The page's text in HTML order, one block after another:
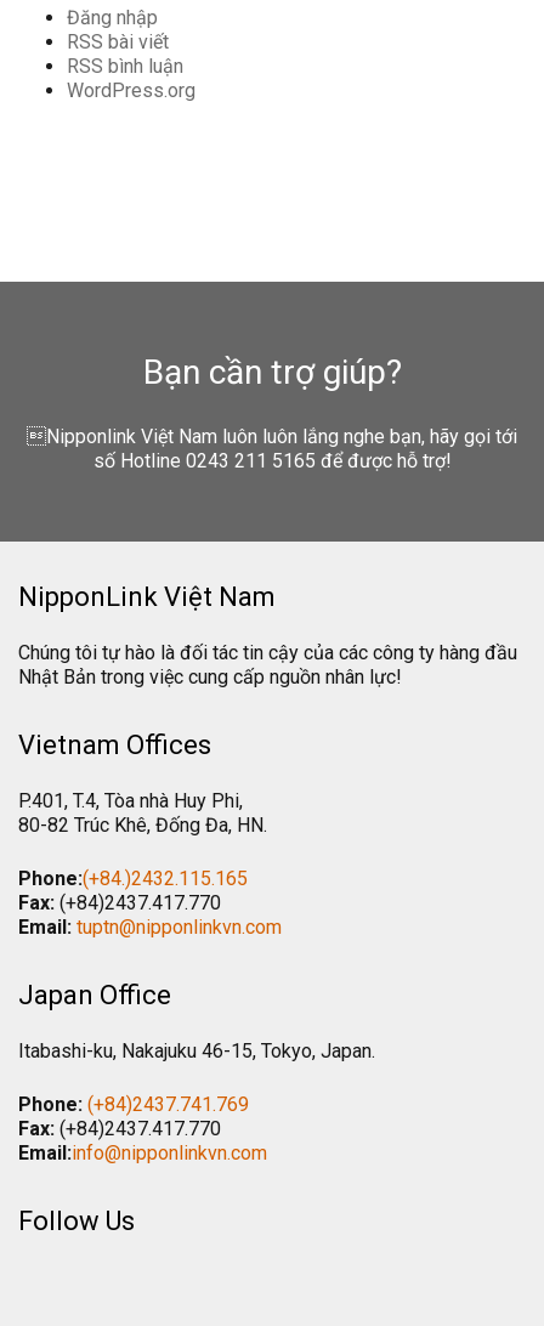
Đăng nhập
RSS bài viết
RSS bình luận
WordPress.org
Bạn cần trợ giúp?
Nipponlink Việt Nam luôn luôn lắng nghe bạn, hãy gọi tới
số Hotline 0243 211 5165 để được hỗ trợ!
NipponLink Việt Nam
Chúng tôi tự hào là đối tác tin cậy của các công ty hàng đầu
Nhật Bản trong việc cung cấp nguồn nhân lực!
Vietnam Offices
P.401, T.4, Tòa nhà Huy Phi,
80-82 Trúc Khê, Đống Đa, HN.
Phone:(+84.)2432.115.165
Fax: (+84)2437.417.770
Email: tuptn@nipponlinkvn.com
Japan Office
Itabashi-ku, Nakajuku 46-15, Tokyo, Japan.
Phone: (+84)2437.741.769
Fax: (+84)2437.417.770
Email:info@nipponlinkvn.com
Follow Us